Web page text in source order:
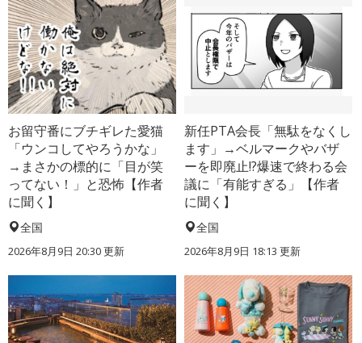
お留守番にブチギレた愛猫
「ウンコしてやろうかな」
→まさかの標的に「目が笑
ってない！」と恐怖【作者
に聞く】
全国
2026年8月9日 20:30更新
新任PTA会長「無駄をなくし
ます」→ベルマークやバザ
ーを即廃止!?爆速で終わる会
議に「有能すぎる」【作者
に聞く】
全国
2026年8月9日 18:13 更新